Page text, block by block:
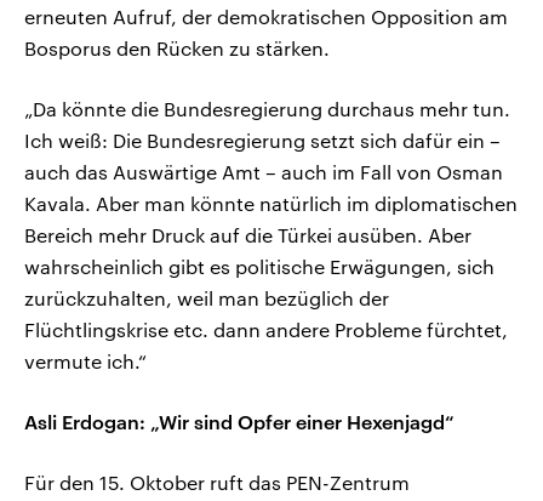
erneuten Aufruf, der demokratischen Opposition am
Bosporus den Rücken zu stärken.
„Da könnte die Bundesregierung durchaus mehr tun.
Ich weiß: Die Bundesregierung setzt sich dafür ein –
auch das Auswärtige Amt – auch im Fall von Osman
Kavala. Aber man könnte natürlich im diplomatischen
Bereich mehr Druck auf die Türkei ausüben. Aber
wahrscheinlich gibt es politische Erwägungen, sich
zurückzuhalten, weil man bezüglich der
Flüchtlingskrise etc. dann andere Probleme fürchtet,
vermute ich.“
Asli Erdogan: „Wir sind Opfer einer Hexenjagd“
Für den 15. Oktober ruft das PEN-Zentrum